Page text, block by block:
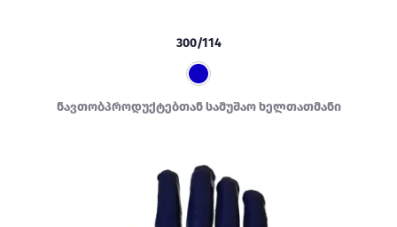
300/114
ნავთობპროდუქტებთან სამუშაო ხელთათმანი